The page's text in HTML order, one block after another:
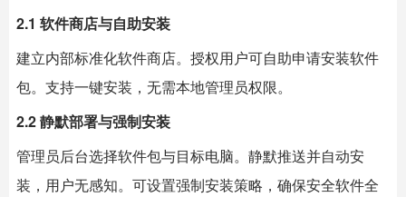
2.1 软件商店与自助安装
建立内部标准化软件商店。授权用户可自助申请安装软件
包。支持一键安装，无需本地管理员权限。
2.2 静默部署与强制安装
管理员后台选择软件包与目标电脑。静默推送并自动安
装，用户无感知。可设置强制安装策略，确保安全软件全